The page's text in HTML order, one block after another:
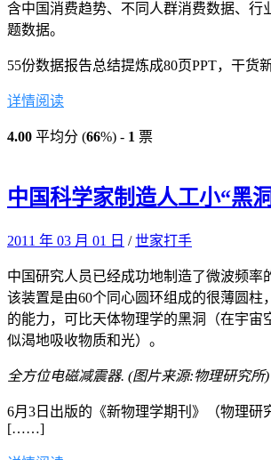
含中国消费趋势、不同人群消费数据、行
题数据。
55份数据报告总结提炼成80页PPT，干
详情阅读
4.00 平均分 (66%) - 1 票
中国科学家制造人工小“黑
2011 年 03 月 01 日 /世家打手
中国研究人员已经成功地制造了微波频率
该装置是由60个同心圆环组成的很薄圆柱
的能力，可比天体物理学的黑洞（在宇宙
似渴地吸收物质和光）。
全方位电磁减震器. (图片来源:物理研究所)
6月3日出版的《新物理学期刊》（物理研
[……]